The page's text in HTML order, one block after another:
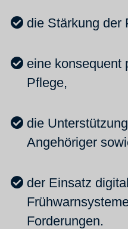
die Stärkung der
eine konsequent
Pflege,
die
Angehöriger
der Einsatz
Forderungen.